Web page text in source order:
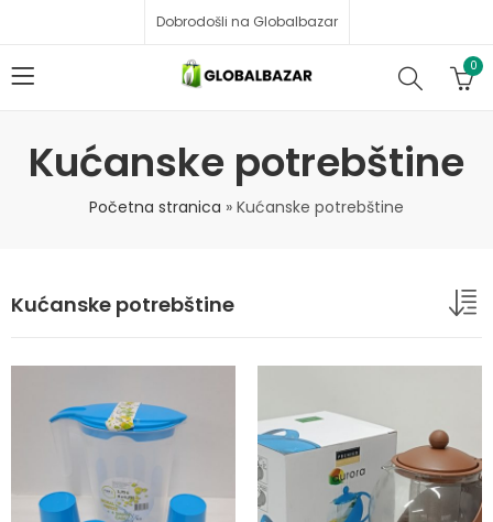
Dobrodošli na Globalbazar
0
Kućanske potrebštine
Početna stranica » Kućanske potrebštine
Kućanske potrebštine